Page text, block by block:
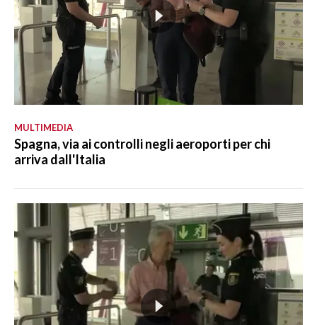
MULTIMEDIA
Spagna, via ai controlli negli aeroporti per chi
arriva dall'Italia